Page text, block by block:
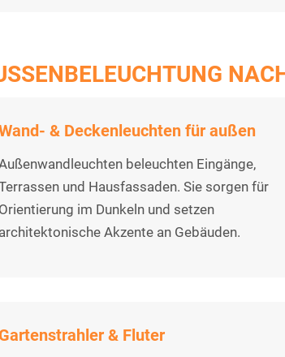
& Deckenleuchten für außen
beleuchten Eingänge,
und Hausfassaden. Sie sorgen für
im Dunkeln und setzen
Akzente an Gebäuden.
& Fluter